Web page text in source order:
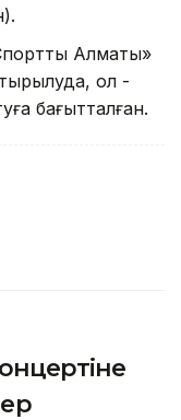
Алматы»
ол -
бағытталған.